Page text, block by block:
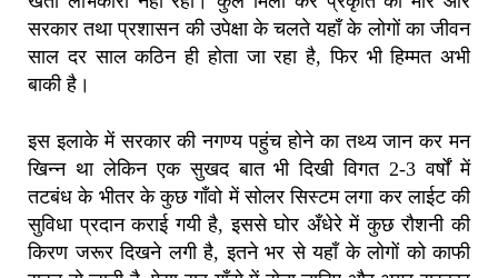
सरकार तथा प्रशासन की उपेक्षा के चलते यहाँ के लोगों का जीवन
साल दर साल कठिन ही होता जा रहा है, फिर भी हिम्मत अभी
बाकी है।
इस इलाके में सरकार की नगण्य पहुंच होने का तथ्य जान कर मन
खिन्न था लेकिन एक सुखद बात भी दिखी विगत 2-3 वर्षों में
तटबंध के भीतर के कुछ गाँवो में सोलर सिस्टम लगा कर लाईट की
सुविधा प्रदान कराई गयी है, इससे घोर अँधेरे में कुछ रौशनी की
किरण जरूर दिखने लगी है, इतने भर से यहाँ के लोगों को काफी